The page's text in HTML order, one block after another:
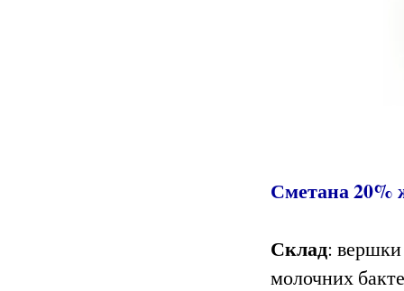
Сметана 20%
Склад: вершки
молочних